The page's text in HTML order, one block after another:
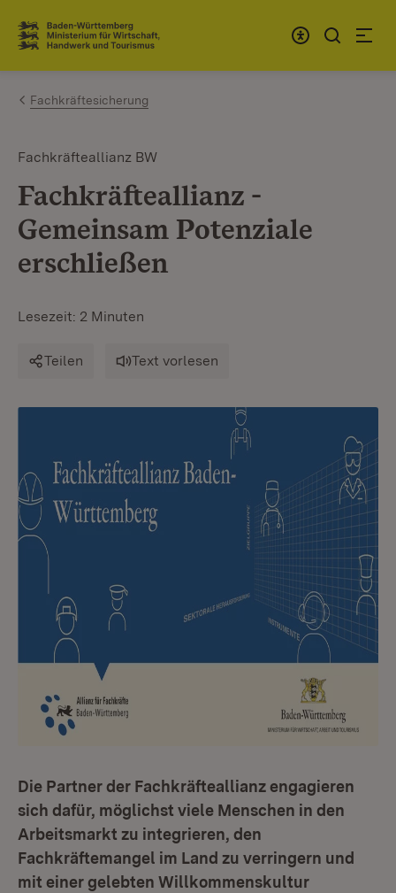
Zum Inhalt springen
Link zur Startseite
Fachkräftesicherung
Fachkräfteallianz BW
Fachkräfteallianz -
Gemeinsam Potenziale
erschließen
Lesezeit: 2 Minuten
Teilen Text vorlesen
Die Partner der Fachkräfteallianz engagieren
sich dafür, möglichst viele Menschen in den
Arbeitsmarkt zu integrieren, den
Fachkräftemangel im Land zu verringern und
mit einer gelebten Willkommenskultur